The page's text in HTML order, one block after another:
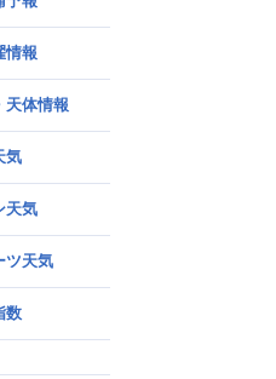
気象防災速報・記
情報
天体情報
気
天気
ツ天気
数